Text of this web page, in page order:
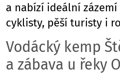
a nabízí ideální
cyklisty, pěší turisty i
Vodácký kemp
a zábava u řeky